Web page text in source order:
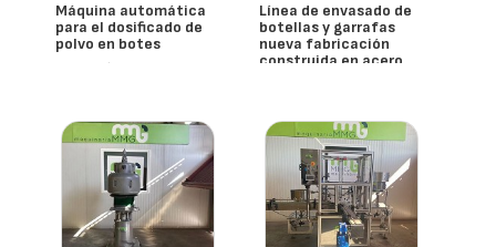
Máquina automática
para el dosificado de
polvo en botes
- España
Línea de envasado de
botellas y garrafas
nueva fabricación
construida en acero